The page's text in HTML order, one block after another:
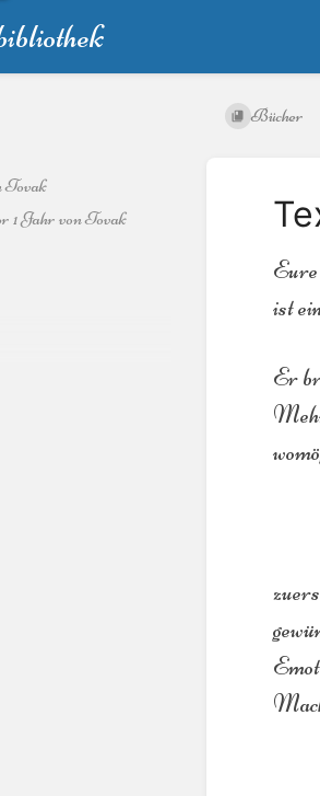
Tovak
1 JahrvonTovak
Bücher
ist
Er